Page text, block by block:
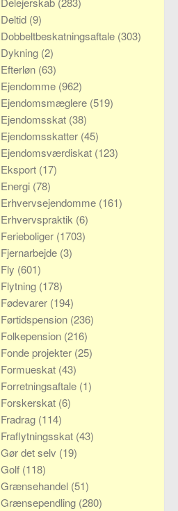
Deltid (9)
Dobbeltbeskatningsaftale (303)
Dykning (2)
Efterløn (63)
Ejendomme (962)
Ejendomsmæglere (519)
Ejendomsskat (38)
Ejendomsskatter (45)
Ejendomsværdiskat (123)
Eksport (17)
Energi (78)
Erhvervsejendomme (161)
Erhvervspraktik (6)
Ferieboliger (1703)
Fjernarbejde (3)
Fly (601)
Flytning (178)
Fødevarer (194)
Førtidspension (236)
Folkepension (216)
Fonde projekter (25)
Formueskat (43)
Forretningsaftale (1)
Forskerskat (6)
Fradrag (114)
Fraflytningsskat (43)
Gør det selv (19)
Golf (118)
Grænsehandel (51)
Grænsependling (280)